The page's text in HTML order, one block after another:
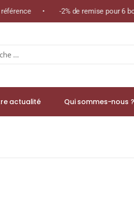
• -2% de remise pour 6
actualité Qui sommes-nous ?